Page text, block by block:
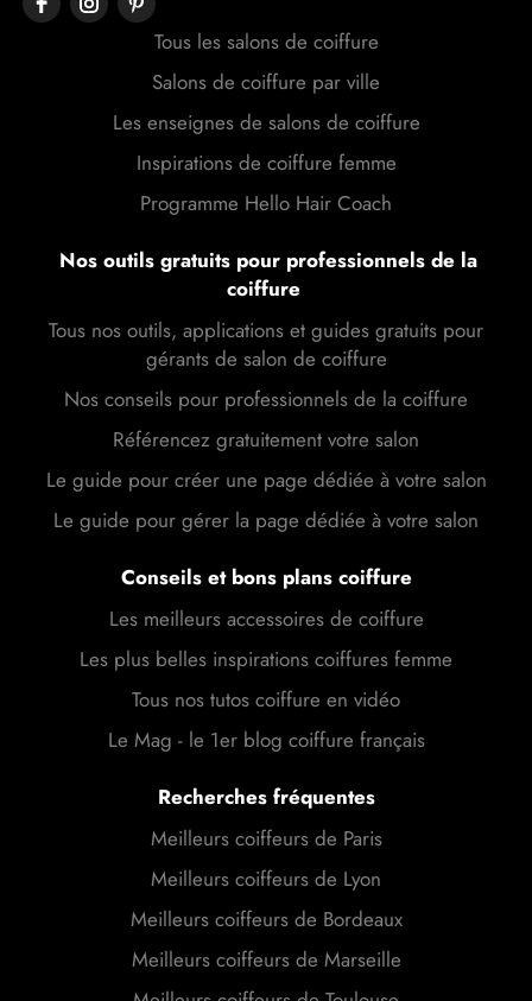
Tous les salons de coiffure
Salons de coiffure par ville
Les enseignes de salons de coiffure
Inspirations de coiffure femme
Programme Hello Hair Coach
Nos outils gratuits pour professionnels de la
coiffure
Tous nos outils, applications et guides gratuits pour
gérants de salon de coiffure
Nos conseils pour professionnels de la coiffure
Référencez gratuitement votre salon
Le guide pour créer une page dédiée à votre salon
Le guide pour gérer la page dédiée à votre salon
Conseils et bons plans coiffure
Les meilleurs accessoires de coiffure
Les plus belles inspirations coiffures femme
Tous nos tutos coiffure en vidéo
Le Mag - le 1er blog coiffure français
Recherches fréquentes
Meilleurs coiffeurs de Paris
Meilleurs coiffeurs de Lyon
Meilleurs coiffeurs de Bordeaux
Meilleurs coiffeurs de Marseille